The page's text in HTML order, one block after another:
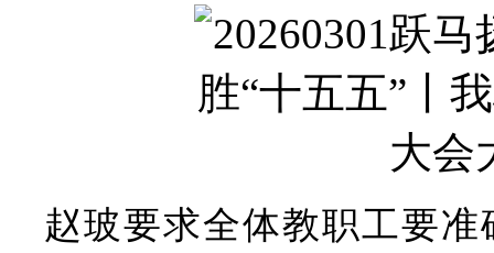
赵玻要求全体教职工要